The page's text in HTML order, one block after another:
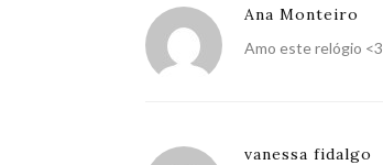
Ana Monteiro
Amo este relógio <3
vanessa fidalgo